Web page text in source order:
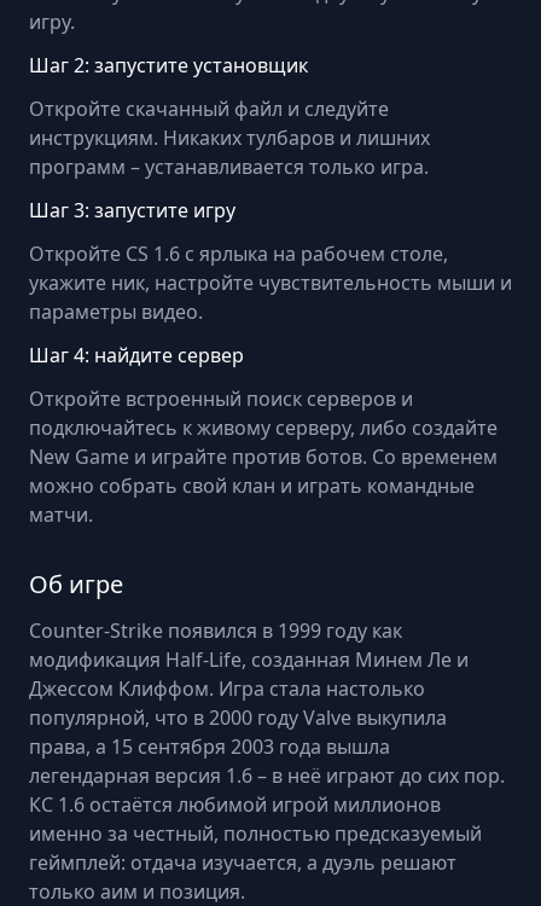
игру.
Шаг 2: запустите установщик
Откройте скачанный файл и следуйте
инструкциям. Никаких тулбаров и лишних
программ – устанавливается только игра.
Шаг 3: запустите игру
Откройте CS 1.6 с ярлыка на рабочем столе,
укажите ник, настройте чувствительность мыши и
параметры видео.
Шаг 4: найдите сервер
Откройте встроенный поиск серверов и
подключайтесь к живому серверу, либо создайте
New Game и играйте против ботов. Со временем
можно собрать свой клан и играть командные
матчи.
Об игре
Counter-Strike появился в 1999 году как
модификация Half-Life, созданная Минем Ле и
Джессом Клиффом. Игра стала настолько
популярной, что в 2000 году Valve выкупила
права, а 15 сентября 2003 года вышла
легендарная версия 1.6 – в неё играют до сих пор.
КС 1.6 остаётся любимой игрой миллионов
именно за честный, полностью предсказуемый
геймплей: отдача изучается, а дуэль решают
только аим и позиция.